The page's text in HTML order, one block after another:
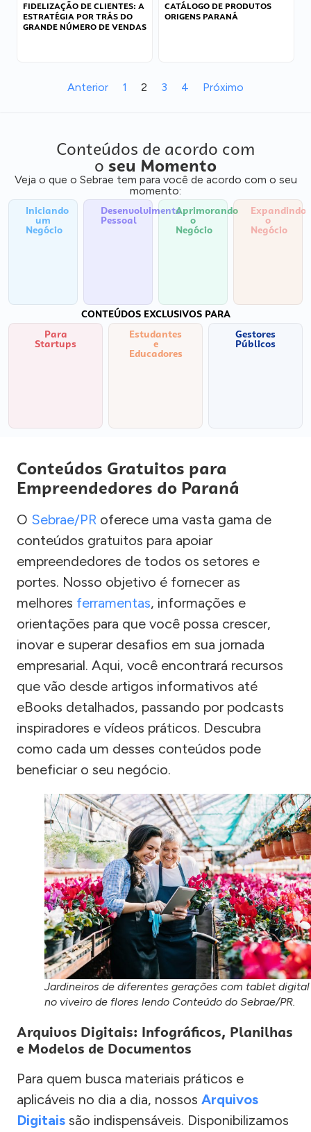
FIDELIZAÇÃO DE CLIENTES: A
ESTRATÉGIA POR TRÁS DO
GRANDE NÚMERO DE VENDAS
CATÁLOGO DE PRODUTOS
ORIGENS PARANÁ
Anterior 1 2 3 4 Próximo
Conteúdos de acordo com
o seu Momento
Veja o que o Sebrae tem para você de acordo com o seu
momento:
Iniciando
um
Negócio
Desenvolvimento
Pessoal
Aprimorando
o
Negócio
Expandindo
o
Negócio
CONTEÚDOS EXCLUSIVOS PARA
Para
Startups
Estudantes
e
Educadores
Gestores
Públicos
Conteúdos Gratuitos para
Empreendedores do Paraná
O Sebrae/PR oferece uma vasta gama de
conteúdos gratuitos para apoiar
empreendedores de todos os setores e
portes. Nosso objetivo é fornecer as
melhores ferramentas, informações e
orientações para que você possa crescer,
inovar e superar desafios em sua jornada
empresarial. Aqui, você encontrará recursos
que vão desde artigos informativos até
eBooks detalhados, passando por podcasts
inspiradores e vídeos práticos. Descubra
como cada um desses conteúdos pode
beneficiar o seu negócio.
Jardineiros de diferentes gerações com tablet digital
no viveiro de flores lendo Conteúdo do Sebrae/PR.
Arquivos Digitais: Infográficos, Planilhas
e Modelos de Documentos
Para quem busca materiais práticos e
aplicáveis no dia a dia, nossos Arquivos
Digitais são indispensáveis. Disponibilizamos